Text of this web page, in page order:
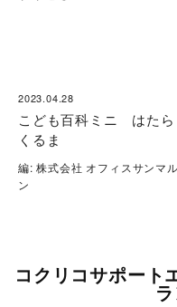
2023.04.28
こども百科ミニ はたら
くるま
編: 株式会社 オフィスサンマ
ン
コクリコサポート